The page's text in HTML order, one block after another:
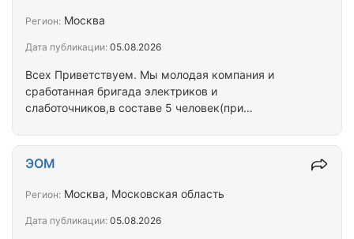
Всех Приветствуем. Мы молодая компания и
сработанная бригада электриков и
слаботочников,в составе 5 человек(при
помещения Газпром нефть «Невская
РУССАЛ г.Москва Офисные помещения Восток
Находимся в поиске подряда/субподряда по
Регион: Москва
Дата публикации: 05.08.2026
ЭОМ
Регион: Москва, Московская область
Дата публикации: 05.08.2026